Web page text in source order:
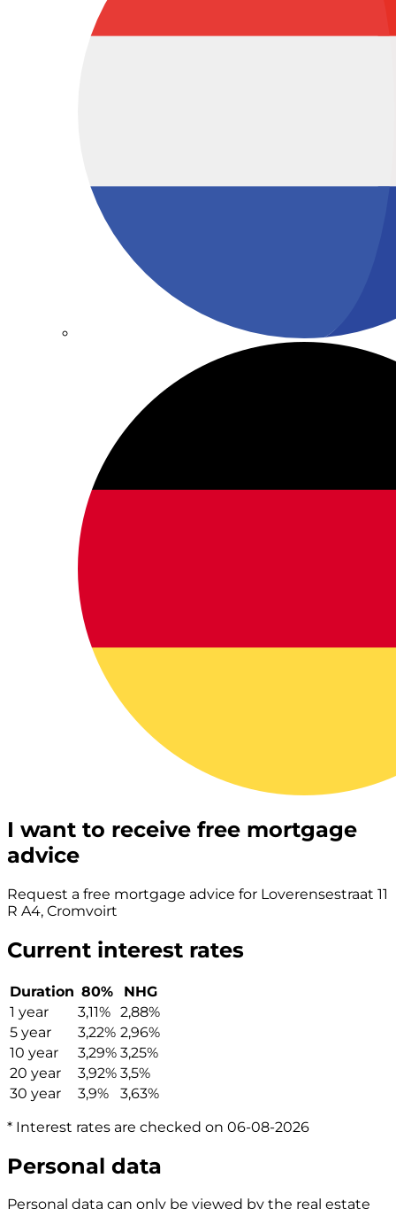
I want to receive free mortgage
advice
Request a free mortgage advice for Loverensestraat 11
R A4, Cromvoirt
Current interest rates
Duration 80%
NHG
1 year
3,11% 2,88%
5 year
3,22% 2,96%
10 year
3,29% 3,25%
20 year
3,92% 3,5%
30 year
3,9%
3,63%
* Interest rates are checked on 06-08-2026
Personal data
Personal data can only be viewed by the real estate